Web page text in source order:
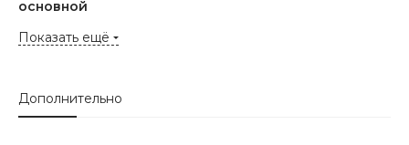
основной
Показать ещё
Дополнительно